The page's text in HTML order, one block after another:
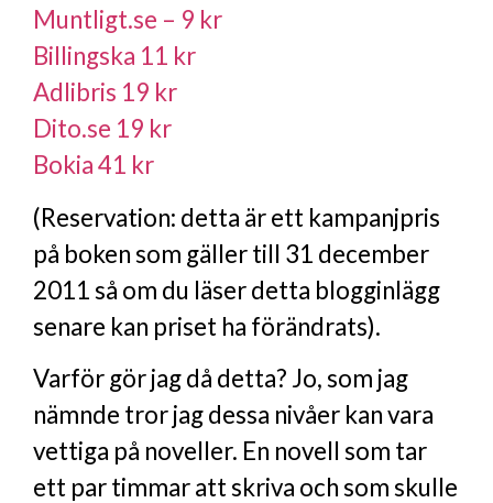
Muntligt.se – 9 kr
Billingska 11 kr
Adlibris 19 kr
Dito.se 19 kr
Bokia 41 kr
(Reservation: detta är ett kampanjpris
på boken som gäller till 31 december
2011 så om du läser detta blogginlägg
senare kan priset ha förändrats).
Varför gör jag då detta? Jo, som jag
nämnde tror jag dessa nivåer kan vara
vettiga på noveller. En novell som tar
ett par timmar att skriva och som skulle